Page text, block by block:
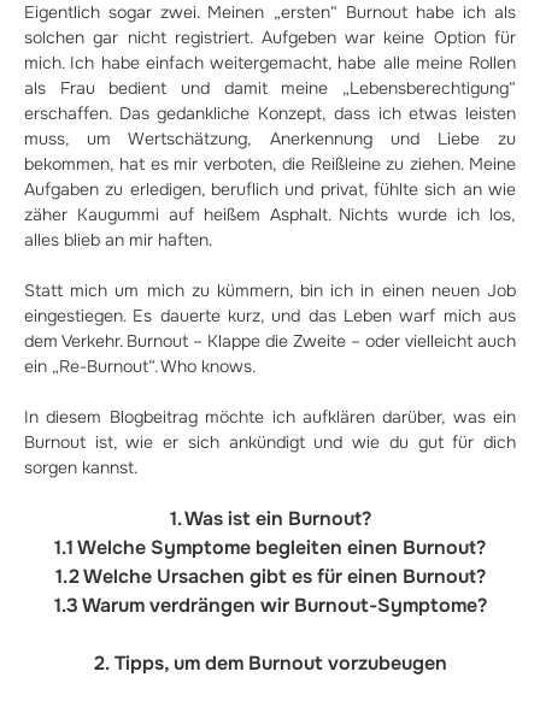
Eigentlich sogar zwei. Meinen „ersten“ Burnout habe ich als
solchen gar nicht registriert. Aufgeben war keine Option für
mich. Ich habe einfach weitergemacht, habe alle meine Rollen
als Frau bedient und damit meine „Lebensberechtigung“
erschaffen. Das gedankliche Konzept, dass ich etwas leisten
muss, um Wertschätzung, Anerkennung und Liebe zu
bekommen, hat es mir verboten, die Reißleine zu ziehen. Meine
Aufgaben zu erledigen, beruflich und privat, fühlte sich an wie
zäher Kaugummi auf heißem Asphalt. Nichts wurde ich los,
alles blieb an mir haften.
Statt mich um mich zu kümmern, bin ich in einen neuen Job
eingestiegen. Es dauerte kurz, und das Leben warf mich aus
dem Verkehr. Burnout – Klappe die Zweite – oder vielleicht auch
ein „Re-Burnout“. Who knows.
In diesem Blogbeitrag möchte ich aufklären darüber, was ein
Burnout ist, wie er sich ankündigt und wie du gut für dich
sorgen kannst.
1. Was ist ein Burnout?
1.1 Welche Symptome begleiten einen Burnout?
1.2 Welche Ursachen gibt es für einen Burnout?
1.3 Warum verdrängen wir Burnout-Symptome?
2. Tipps, um dem Burnout vorzubeugen